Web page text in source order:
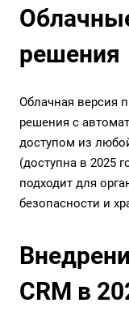
решения
Облачная версия
решения с
доступом из
(доступна в 2025
подходит для
безопасности и
CRM в